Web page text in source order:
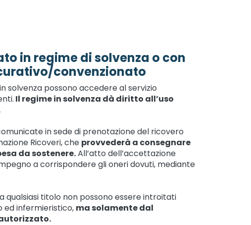
in regime di solvenza o con
convenzionato
solvenza possono accedere al servizio
Il regime in solvenza dà diritto all’uso
in sede di prenotazione del ricovero
Ricoveri, che provvederà a consegnare
da sostenere.All’atto dell’accettazione
a corrispondere gli oneri dovuti, mediante
qualsiasi titolo non possono essere introitati
infermieristico, ma solamente dal